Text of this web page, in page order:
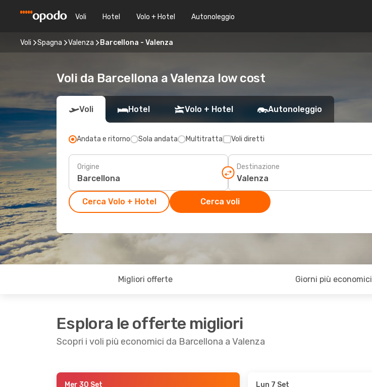
Voli Hotel Volo + Hotel Autonoleggio
Voli Spagna Valenza Barcellona - Valenza
Voli da Barcellona a Valenza low cost
Voli Hotel Volo + Hotel Autonoleggio
Andata e ritorno Sola andata Multitratta Voli diretti
Origine Destinazione
Cerca Volo + Hotel Cerca voli
Migliori offerte Giorni più economici
Esplora le offerte migliori
Scopri i voli più economici da Barcellona a Valenza
Mer 30 Set Lun 7 Set